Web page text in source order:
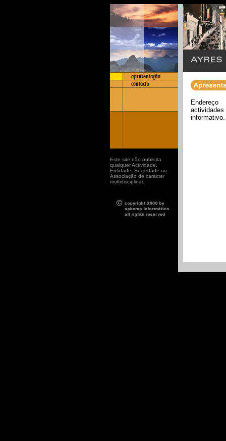
Este site não publicita
qualquer Actividade,
Entidade, Sociedade ou
Associação de carácter
multidisciplinar.
informativo.